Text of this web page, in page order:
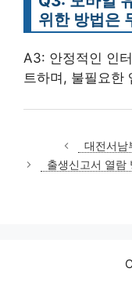
위한 방법은
A3: 안정적인 인
트하며, 불필요한
대전서남
출생신고서 열람